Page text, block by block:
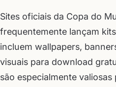
Sites oficiais da Copa do
frequentemente lançam
incluem wallpapers,
visuais para download
são especialmente valiosas